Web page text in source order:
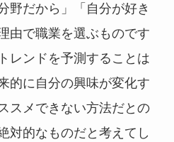
野だから」「自分が好き
由で職業を選ぶものです
レンドを予測することは
的に自分の興味が変化す
スメできない方法だとの
対的なものだと考えてし